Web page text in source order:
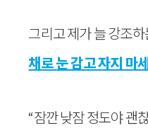
그리고 제가 늘 강조
채로 눈 감고 자지 마
“잠깐 낮잠 정도야 괜